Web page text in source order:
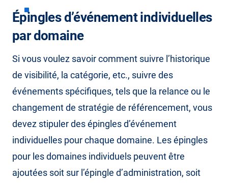
Épingles d’événement individuelles
par domaine
Si vous voulez savoir comment suivre l’historique
de visibilité, la catégorie, etc., suivre des
événements spécifiques, tels que la relance ou le
changement de stratégie de référencement, vous
devez stipuler des épingles d’événement
individuelles pour chaque domaine. Les épingles
pour les domaines individuels peuvent être
ajoutées soit sur l’épingle d’administration, soit